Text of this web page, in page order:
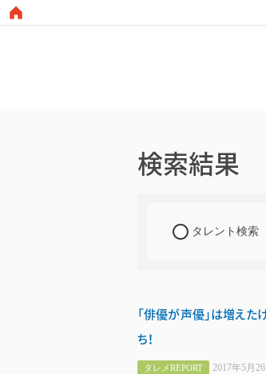
検索結果
タレント検索
「俳優が声優」は増えた
ち！
タレメREPORT 2017年5月